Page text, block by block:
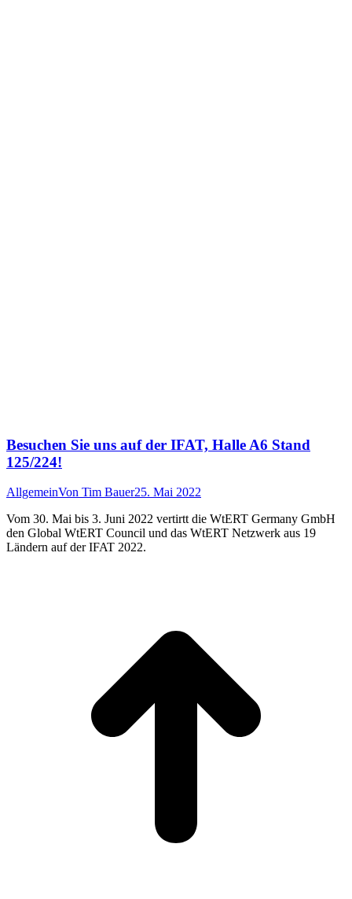
Besuchen Sie uns auf der IFAT, Halle A6 Stand
125/224!
AllgemeinVon Tim Bauer25. Mai 2022
Vom 30. Mai bis 3. Juni 2022 vertirtt die WtERT Germany GmbH
den Global WtERT Council und das WtERT Netzwerk aus 19
Ländern auf der IFAT 2022.